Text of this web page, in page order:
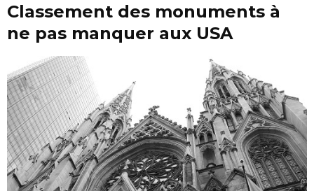
Classement des monuments à
ne pas manquer aux USA